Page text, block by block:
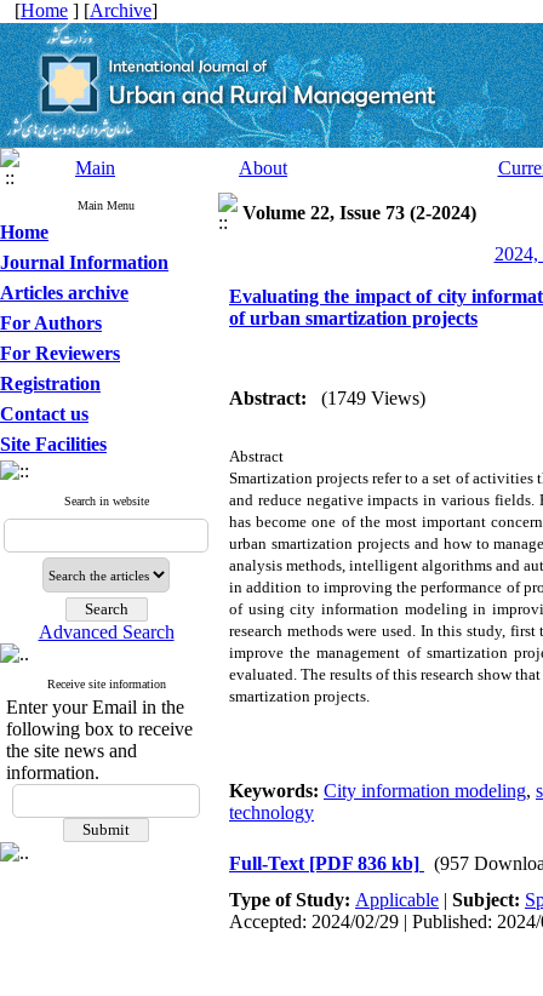
[Home ] [Archive]
Main About
Main Menu
Home
Journal Information
Articles archive
For Authors
For Reviewers
Registration
Contact us
Site Facilities
Search in website
Advanced Search
Receive site information
Enter your Email in the
following box to receive
the site news and
information.
Volume 22, Issue 73 (2-2024)
Evaluating the impact of city
of urban smartization projects
Abstract: (1749 Views)
Abstract
Smartization projects refer to a set of
and reduce negative impacts in various fields.
has become one of the most important
urban smartization projects and how to
analysis methods, intelligent algorithms and
in addition to improving the performance of
of using city information modeling in
research methods were used. In this study,
improve the management of smartization
evaluated. The results of this research show
smartization projects.
Keywords: City information modeling,
technology
Full-Text [PDF 836 kb]
(957
Type of Study: Applicable | Subject:
Accepted: 2024/02/29 | Published: